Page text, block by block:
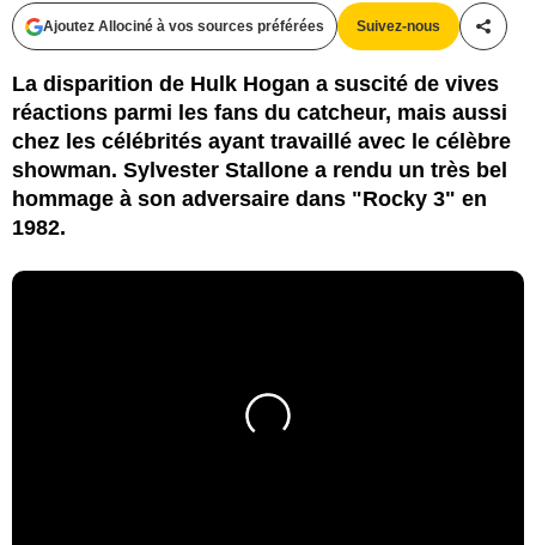
Ajoutez Allociné à vos sources préférées Suivez-nous
La disparition de Hulk Hogan a suscité de vives
réactions parmi les fans du catcheur, mais aussi
chez les célébrités ayant travaillé avec le célèbre
showman. Sylvester Stallone a rendu un très bel
hommage à son adversaire dans "Rocky 3" en
1982.